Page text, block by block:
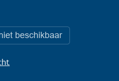
beschikbaar